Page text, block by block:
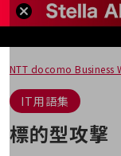
Smart World
産業・地域DXプラット
Smart City
Smart Education
Smart Healthcare
Smart Mobility
フリーワードでNTT
NTT docomo Business
IT用語集
標的型攻